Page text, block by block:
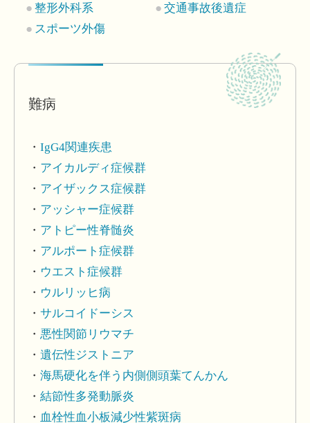
整形外科系
交通事故後遺症
スポーツ外傷
難病
IgG4関連疾患
アイカルディ症候群
アイザックス症候群
アッシャー症候群
アトピー性脊髄炎
アルポート症候群
ウエスト症候群
ウルリッヒ病
サルコイドーシス
悪性関節リウマチ
遺伝性ジストニア
海馬硬化を伴う内側側頭葉てんかん
結節性多発動脈炎
血栓性血小板減少性紫斑病